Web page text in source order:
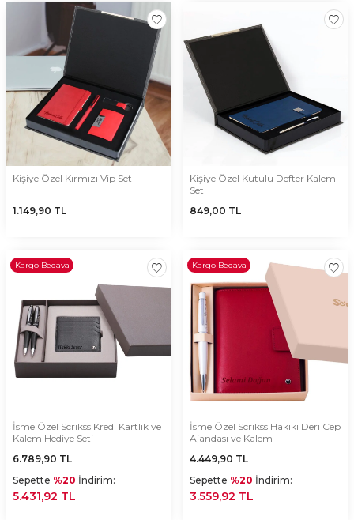
Kişiye Özel Kırmızı Vip Set
1.149,90 TL
Kişiye Özel Kutulu Defter Kalem
Set
849,00 TL
Kargo Bedava
İsme Özel Scrikss Kredi Kartlık ve
Kalem Hediye Seti
6.789,90 TL
Sepette %20 İndirim:
5.431,92 TL
Kargo Bedava
İsme Özel Scrikss Hakiki Deri Cep
Ajandası ve Kalem
4.449,90 TL
Sepette %20 İndirim:
3.559,92 TL